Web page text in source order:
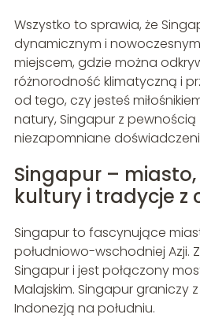
Wszystko to sprawia, że
dynamicznym i
miejscem, gdzie można
różnorodność klimatyczną i
od tego, czy jesteś
natury, Singapur z pewnością
niezapomniane
Singapur – miasto,
kultury i tradycje z
Singapur to fascynujące
południowo-wschodniej Azji.
Singapur i jest połączony
Malajskim. Singapur graniczy
Indonezją na południu.